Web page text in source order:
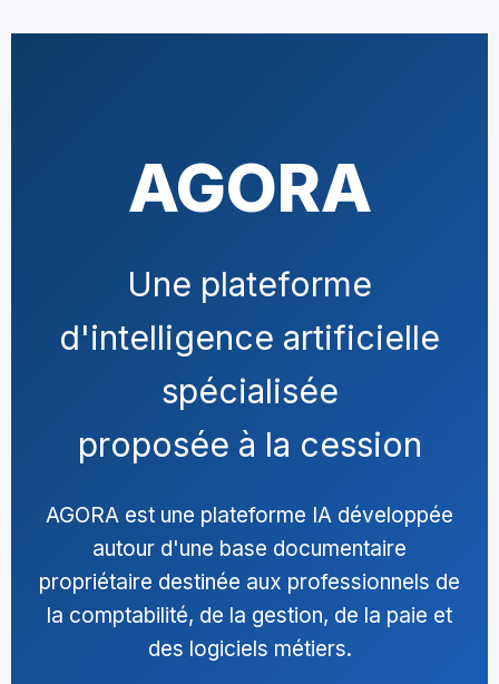
AGORA
Une plateforme
d'intelligence artificielle
spécialisée
proposée à la cession
AGORA est une plateforme IA développée
autour d'une base documentaire
propriétaire destinée aux professionnels de
la comptabilité, de la gestion, de la paie et
des logiciels métiers.